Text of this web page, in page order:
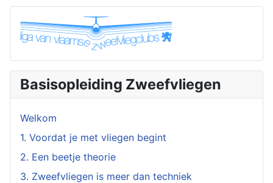
Basisopleiding Zweefvliegen
Welkom
1. Voordat je met vliegen begint
2. Een beetje theorie
3. Zweefvliegen is meer dan techniek